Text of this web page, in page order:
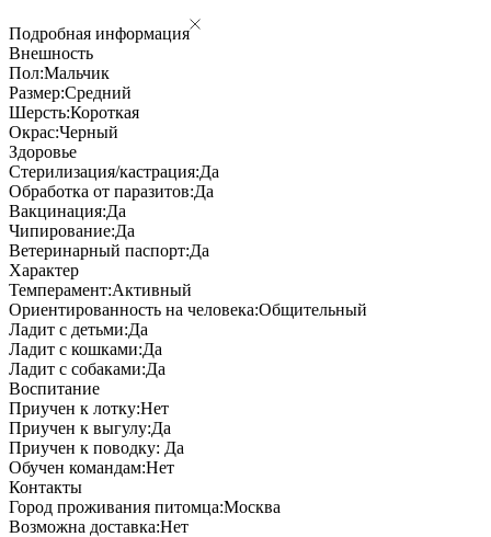
Подробная информация
Внешность
Пол:Мальчик
Размер:Средний
Шерсть:Короткая
Окрас:Черный
Здоровье
Стерилизация/кастрация:Да
Обработка от паразитов:Да
Вакцинация:Да
Чипирование:Да
Ветеринарный паспорт:Да
Характер
Темперамент:Активный
Ориентированность на человека:Общительный
Ладит с детьми:Да
Ладит с кошками:Да
Ладит с собаками:Да
Воспитание
Приучен к лотку:Нет
Приучен к выгулу:Да
Приучен к поводку: Да
Обучен командам:Нет
Контакты
Город проживания питомца:Москва
Возможна доставка:Нет